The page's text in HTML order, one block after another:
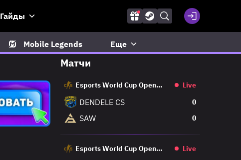
Гайды
Mobile Legends Еще
Матчи
Esports World Cup Open
Live
DENDELE CS 0
SAW 0
Esports World Cup Open
Live